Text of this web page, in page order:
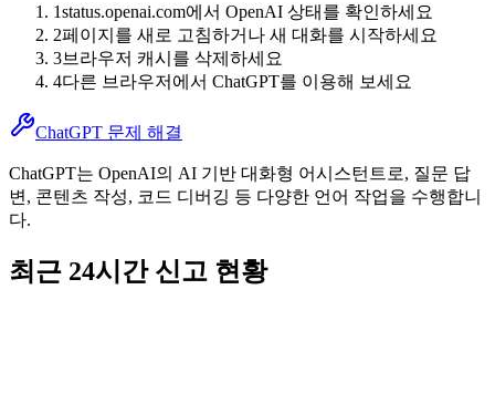
1status.openai.com에서 OpenAI 상태를 확인하세요
2페이지를 새로 고침하거나 새 대화를 시작하세요
3브라우저 캐시를 삭제하세요
4다른 브라우저에서 ChatGPT를 이용해 보세요
ChatGPT 문제 해결
ChatGPT는 OpenAI의 AI 기반 대화형 어시스턴트로, 질문 답
변, 콘텐츠 작성, 코드 디버깅 등 다양한 언어 작업을 수행합니
다.
최근 24시간 신고 현황